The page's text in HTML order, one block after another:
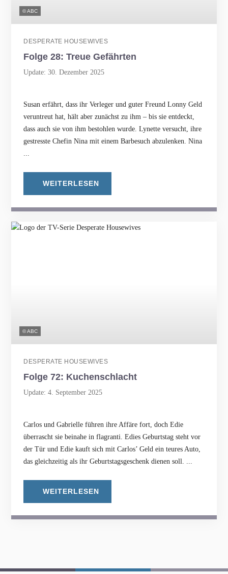
© ABC
DESPERATE HOUSEWIVES
Folge 28: Treue Gefährten
Update: 30. Dezember 2025
Susan erfährt, dass ihr Verleger und guter Freund Lonny Geld
veruntreut hat, hält aber zunächst zu ihm – bis sie entdeckt,
dass auch sie von ihm bestohlen wurde. Lynette versucht, ihre
gestresste Chefin Nina mit einem Barbesuch abzulenken. Nina
...
WEITERLESEN
© ABC
DESPERATE HOUSEWIVES
Folge 72: Kuchenschlacht
Update: 4. September 2025
Carlos und Gabrielle führen ihre Affäre fort, doch Edie
überrascht sie beinahe in flagranti. Edies Geburtstag steht vor
der Tür und Edie kauft sich mit Carlos’ Geld ein teures Auto,
das gleichzeitig als ihr Geburtstagsgeschenk dienen soll. ...
WEITERLESEN